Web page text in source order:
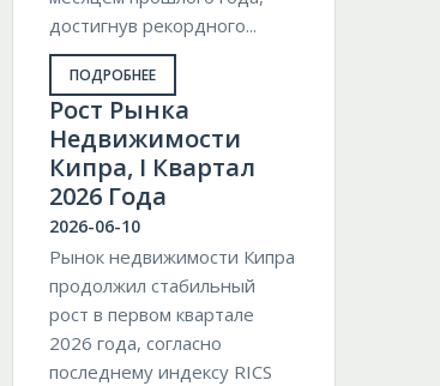
достигнув рекордного...
ПОДРОБНЕЕ
Pост Рынка
Недвижимости
Кипра, I Квартал
2026 Года
2026-06-10
Рынок недвижимости Кипра
продолжил стабильный
рост в первом квартале
2026 года, согласно
последнему индексу RICS